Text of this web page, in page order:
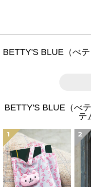
BETTY'S BLUE（べ
BETTY'S BLUE（べ
テ
1 2